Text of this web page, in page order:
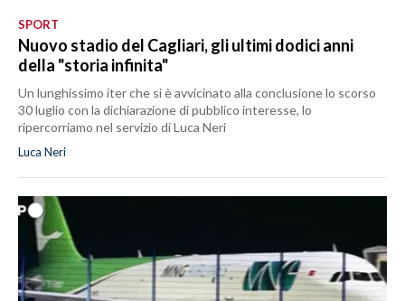
SPORT
Nuovo stadio del Cagliari, gli ultimi dodici anni
della "storia infinita"
Un lunghissimo iter che si è avvicinato alla conclusione lo scorso
30 luglio con la dichiarazione di pubblico interesse, lo
ripercorriamo nel servizio di Luca Neri
Luca Neri